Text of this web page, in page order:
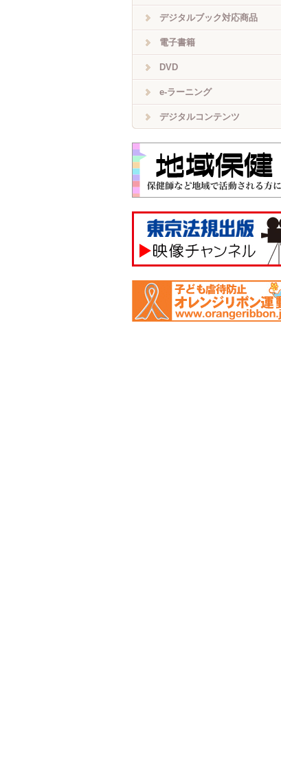
デジタルブック対応商品
電子書籍
DVD
e-ラーニング
デジタルコンテンツ